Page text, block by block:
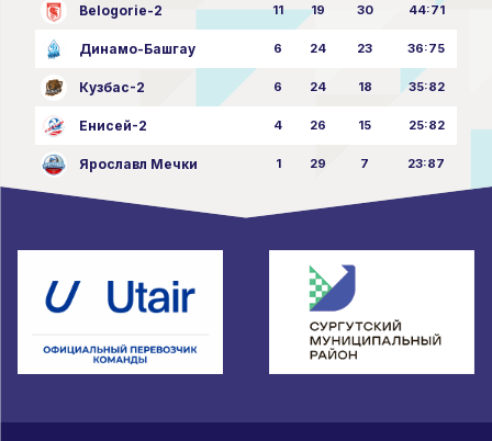
Belogorie-2 11 19 30 44:71
Динамо-Башгау 6 24 23 36:75
Кузбас-2 6 24 18 35:82
Енисей-2 4 26 15 25:82
Ярославл Мечки 1 29 7 23:87